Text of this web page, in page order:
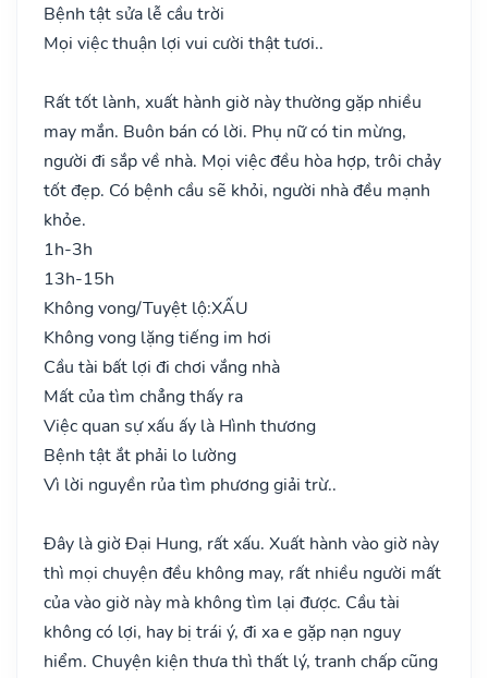
Bệnh tật sửa lễ cầu trời
Mọi việc thuận lợi vui cười thật tươi..
Rất tốt lành, xuất hành giờ này thường gặp nhiều
may mắn. Buôn bán có lời. Phụ nữ có tin mừng,
người đi sắp về nhà. Mọi việc đều hòa hợp, trôi chảy
tốt đẹp. Có bệnh cầu sẽ khỏi, người nhà đều mạnh
khỏe.
1h-3h
13h-15h
Không vong/Tuyệt lộ:XẤU
Không vong lặng tiếng im hơi
Cầu tài bất lợi đi chơi vắng nhà
Mất của tìm chẳng thấy ra
Việc quan sự xấu ấy là Hình thương
Bệnh tật ắt phải lo lường
Vì lời nguyền rủa tìm phương giải trừ..
Đây là giờ Đại Hung, rất xấu. Xuất hành vào giờ này
thì mọi chuyện đều không may, rất nhiều người mất
của vào giờ này mà không tìm lại được. Cầu tài
không có lợi, hay bị trái ý, đi xa e gặp nạn nguy
hiểm. Chuyện kiện thưa thì thất lý, tranh chấp cũng